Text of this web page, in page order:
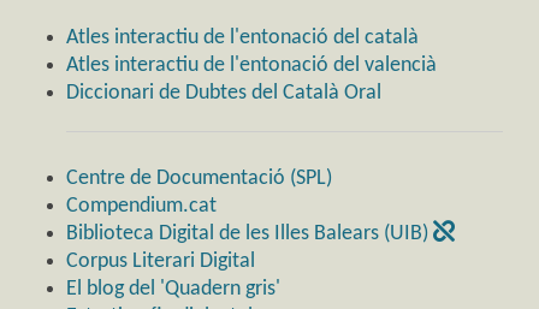
Atles interactiu de l'entonació del català
Atles interactiu de l'entonació del valencià
Diccionari de Dubtes del Català Oral
Centre de Documentació (SPL)
Compendium.cat
Biblioteca Digital de les Illes Balears (UIB)
Corpus Literari Digital
El blog del 'Quadern gris'